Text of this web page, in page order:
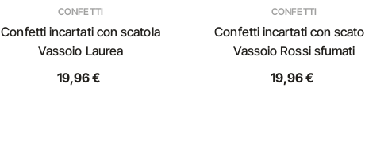
CONFETTI
Confetti incartati con scatola
Vassoio Laurea
19,96 €
CONFETTI
Confetti incartati con
Vassoio Rossi sfumati
19,96 €